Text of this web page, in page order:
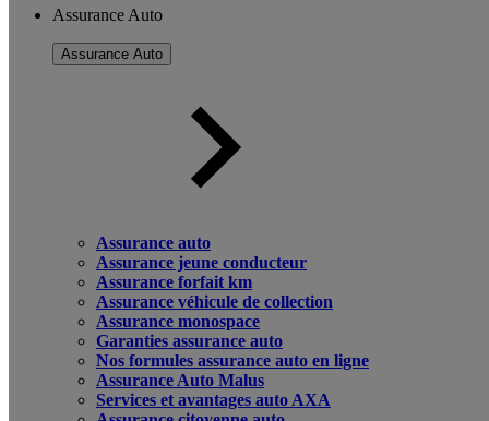
Assurance Auto
Assurance Auto
Assurance auto
Assurance jeune conducteur
Assurance forfait km
Assurance véhicule de collection
Assurance monospace
Garanties assurance auto
Nos formules assurance auto en ligne
Assurance Auto Malus
Services et avantages auto AXA